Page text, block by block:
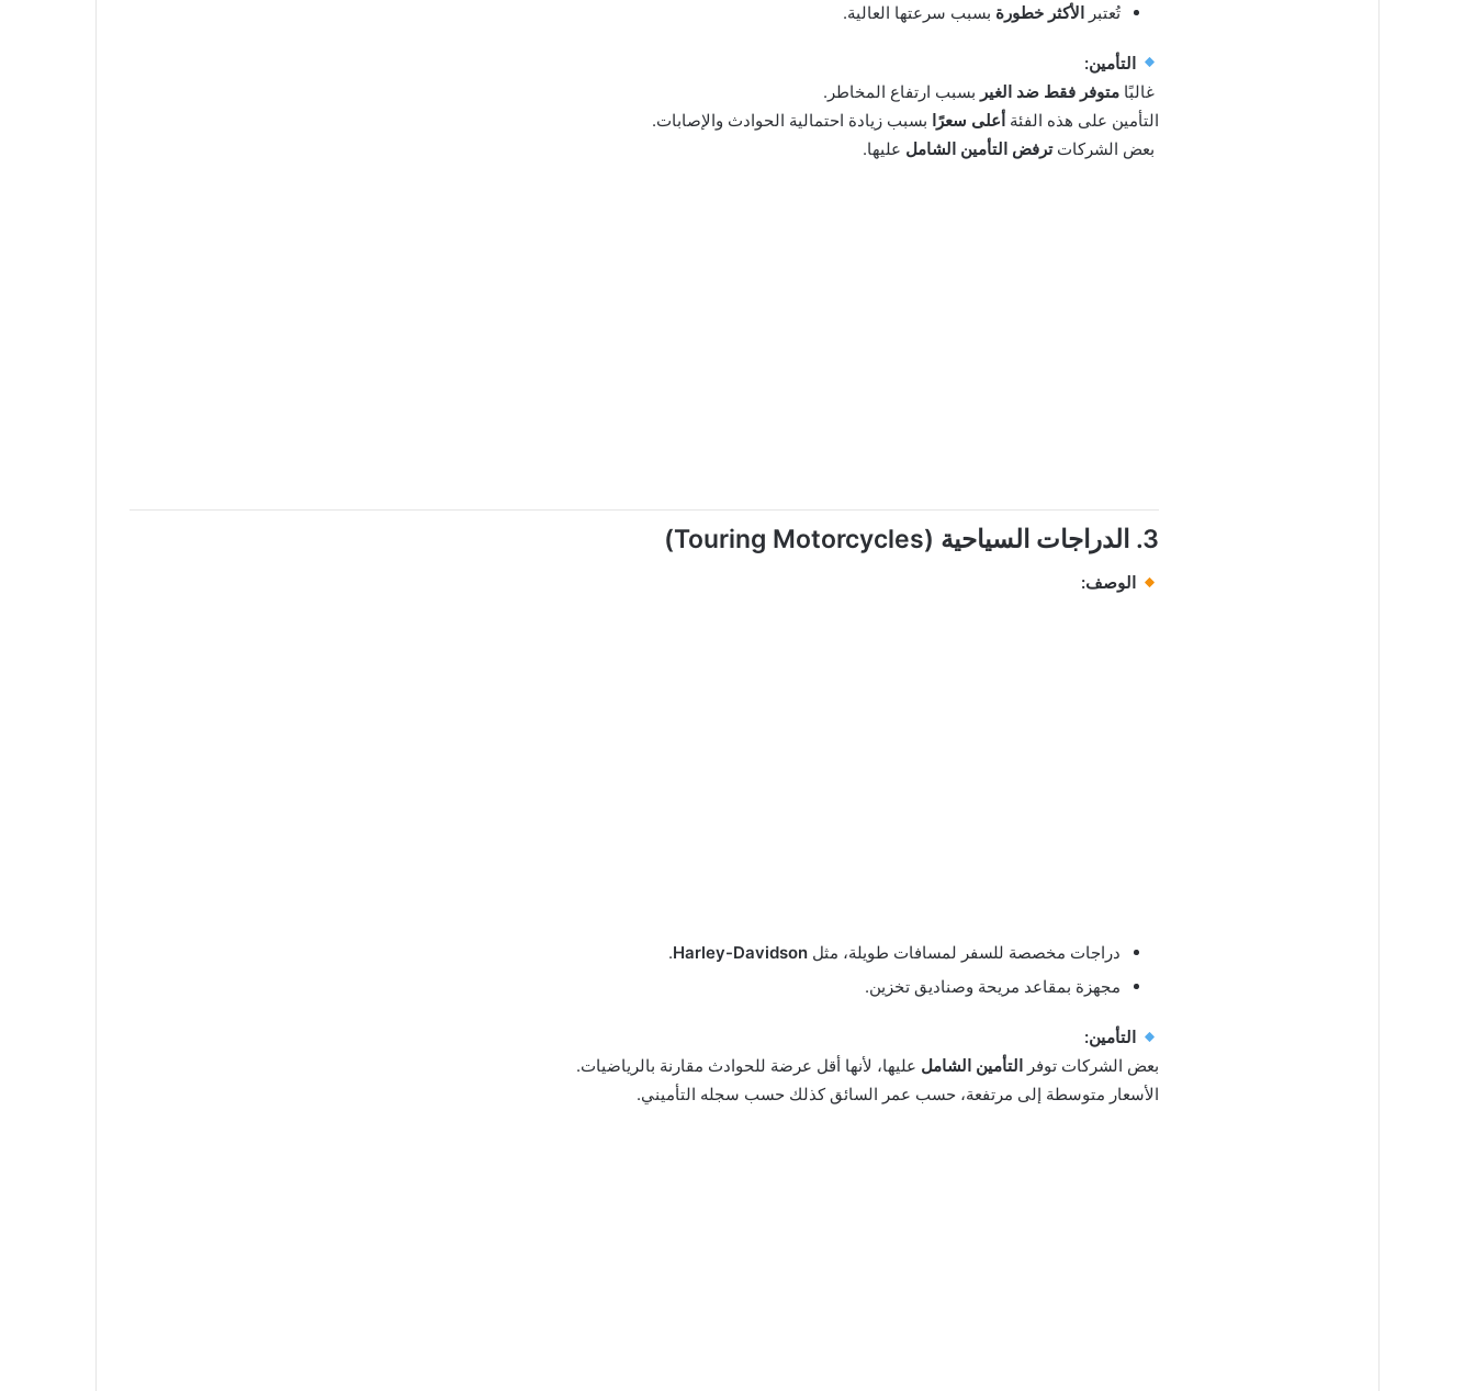
تُعتبر الأكثر خطورة بسبب سرعتها العالية.
التأمين:
غالبًا متوفر فقط ضد الغير بسبب ارتفاع المخاطر.
التأمين على هذه الفئة أعلى سعرًا بسبب زيادة احتمالية الحوادث والإصابات.
بعض الشركاتترفض التأمين الشامل عليها.
3. الدراجات السياحية (Touring Motorcycles)
الوصف:
دراجات مخصصة للسفر لمسافات طويلة، مثل Harley-Davidson
.
مجهزة بمقاعد مريحة وصناديق تخزين.
التأمين:
بعض الشركات توفر التأمين الشامل عليها، لأنها أقل عرضة للحوادث مقارنة بالرياضيات.
الأسعار متوسطة إلى مرتفعة، حسب عمر السائق كذلك حسب سجله التأميني.